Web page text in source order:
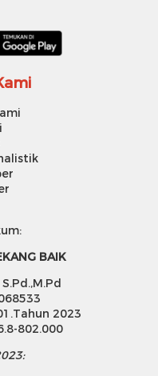
BAIK
2023
802.000